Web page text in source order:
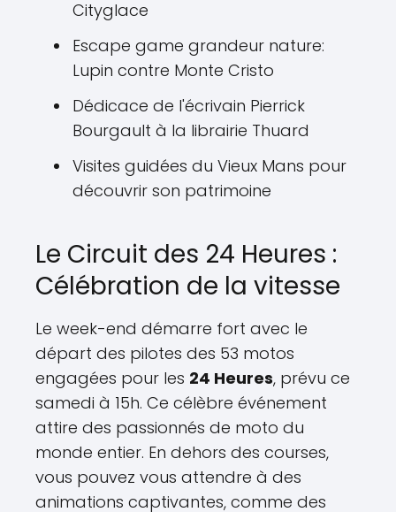
Cityglace
Escape game grandeur nature:
Lupin contre Monte Cristo
Dédicace de l'écrivain Pierrick
Bourgault à la librairie Thuard
Visites guidées du Vieux Mans pour
découvrir son patrimoine
Le Circuit des 24 Heures :
Célébration de la vitesse
Le week-end démarre fort avec le
départ des pilotes des 53 motos
engagées pour les 24 Heures, prévu ce
samedi à 15h. Ce célèbre événement
attire des passionnés de moto du
monde entier. En dehors des courses,
vous pouvez vous attendre à des
animations captivantes, comme des